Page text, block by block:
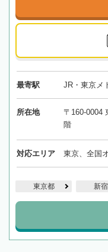
最寄駅 JR・東京メ
所在地
〒160-0004
階
対応エリア 東京、全国
東京都 新